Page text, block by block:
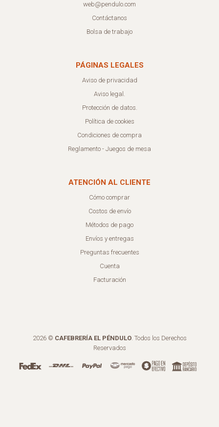
web@pendulo.com
Contáctanos
Bolsa de trabajo
PÁGINAS LEGALES
Aviso de privacidad
Aviso legal.
Protección de datos.
Política de cookies
Condiciones de compra
Reglamento - Juegos de mesa
ATENCIÓN AL CLIENTE
Cómo comprar
Costos de envío
Métodos de pago
Envíos y entregas
Preguntas frecuentes
Cuenta
Facturación
2026 © CAFEBRERÍA EL PÉNDULO. Todos los Derechos
Reservados